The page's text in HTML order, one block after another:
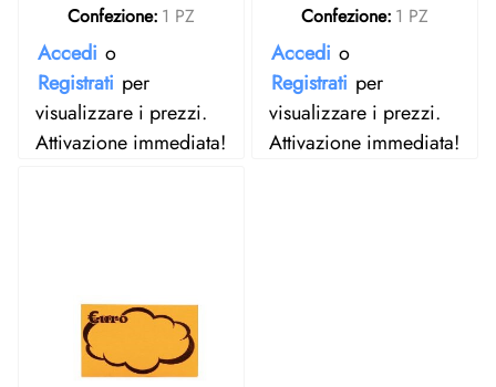
Confezione: 1 PZ
Accedi o
Registrati per
visualizzare i prezzi.
Attivazione immediata!
Confezione: 1 PZ
Accedi o
Registrati per
visualizzare i prezzi.
Attivazione immediata!